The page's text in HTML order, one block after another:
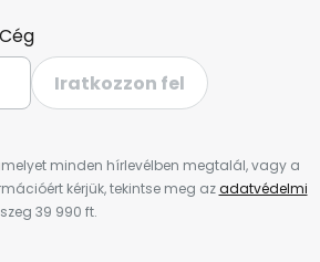
Iratkozzon fel
minden hírlevélben megtalál, vagy a
kérjük, tekintse meg azadatvédelmi
39 990 ft.